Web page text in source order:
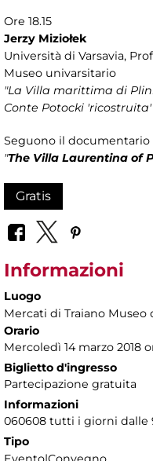
Ore 18.15
Jerzy Miziołek
Università di Varsavia,
Museo univarsitario
"La Villa marittima di
Conte Potocki 'ricostruita'
Seguono il documentario
"The Villa Laurentina of
Gratis
Informazioni
Luogo
Mercati di Traiano Museo
Orario
Mercoledì 14 marzo 2018
Biglietto d'ingresso
Partecipazione gratuita
Informazioni
060608 tutti i giorni dalle
Tipo